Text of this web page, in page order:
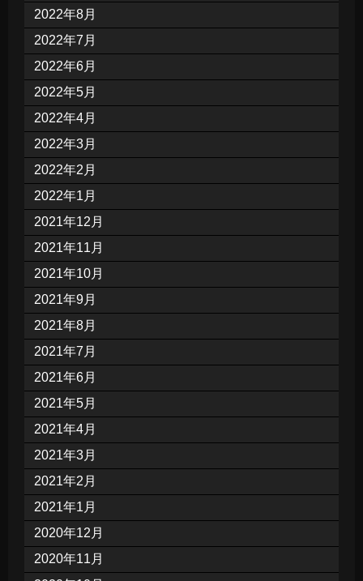
2022年8月
2022年7月
2022年6月
2022年5月
2022年4月
2022年3月
2022年2月
2022年1月
2021年12月
2021年11月
2021年10月
2021年9月
2021年8月
2021年7月
2021年6月
2021年5月
2021年4月
2021年3月
2021年2月
2021年1月
2020年12月
2020年11月